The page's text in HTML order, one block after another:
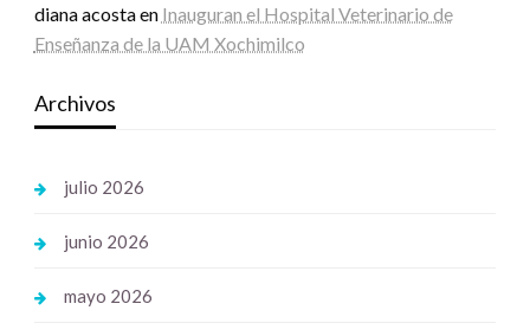
diana acostaen Inauguran el Hospital Veterinario de
Enseñanza de la UAM Xochimilco
Archivos
julio 2026
junio 2026
mayo 2026